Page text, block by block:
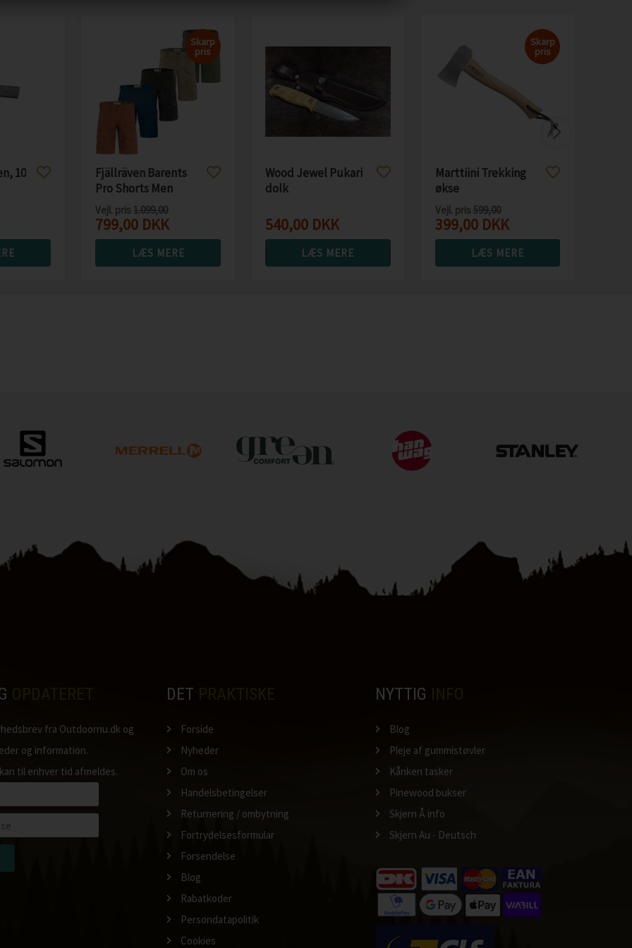
10
Skarp
pris
Fjällräven Barents
Pro Shorts Men
Vejl. pris 1.099,00
799,00 DKK
LÆS MERE
Wood Jewel Pukari
dolk
540,00 DKK
LÆS MERE
Skarp
pris
Marttiini Trekking
økse
Vejl. pris 599,00
399,00 DKK
LÆS MERE
fra Outdoornu.dk og
og information.
til enhver tid afmeldes.
DET
Forside
Nyheder
Om os
Handelsbetingelser
Returnering / ombytning
Fortrydelsesformular
Forsendelse
Blog
Rabatkoder
Persondatapolitik
Cookies
NYTTIG
Blog
Pleje af gummistøvler
Kånken tasker
Pinewood bukser
Skjern Å info
Skjern Au - Deutsch